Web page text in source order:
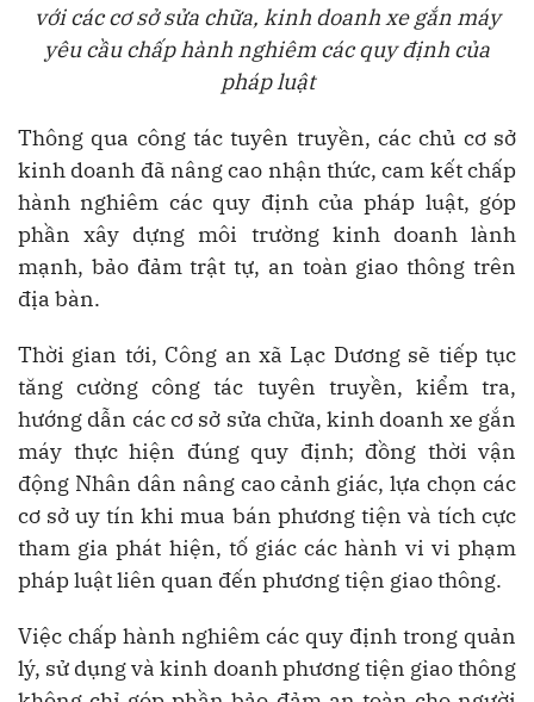
với các cơ sở sửa chữa, kinh doanh xe gắn máy
yêu cầu chấp hành nghiêm các quy định của
pháp luật
Thông qua công tác tuyên truyền, các chủ cơ sở
kinh doanh đã nâng cao nhận thức, cam kết chấp
hành nghiêm các quy định của pháp luật, góp
phần xây dựng môi trường kinh doanh lành
mạnh, bảo đảm trật tự, an toàn giao thông trên
địa bàn.
Thời gian tới, Công an xã Lạc Dương sẽ tiếp tục
tăng cường công tác tuyên truyền, kiểm tra,
hướng dẫn các cơ sở sửa chữa, kinh doanh xe gắn
máy thực hiện đúng quy định; đồng thời vận
động Nhân dân nâng cao cảnh giác, lựa chọn các
cơ sở uy tín khi mua bán phương tiện và tích cực
tham gia phát hiện, tố giác các hành vi vi phạm
pháp luật liên quan đến phương tiện giao thông.
Việc chấp hành nghiêm các quy định trong quản
lý, sử dụng và kinh doanh phương tiện giao thông